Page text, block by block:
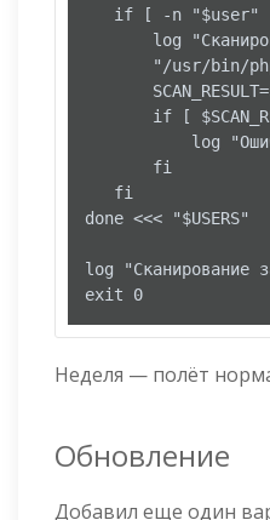
if [ -n "$user"
log
"/usr/bin/
if [
log
       fi
   fi
done <<< "$USERS"
log "Сканирование
exit 0
Неделя — полёт
Обновление
Добавил еще один